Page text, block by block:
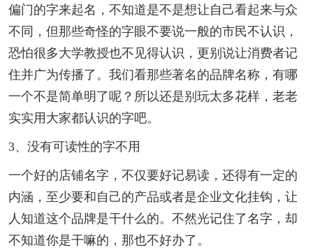
偏门的字来起名，不知道是不是想让自己看起来与众
不同，但那些奇怪的字眼不要说一般的市民不认识，
恐怕很多大学教授也不见得认识，更别说让消费者记
住并广为传播了。我们看那些著名的品牌名称，有哪
一个不是简单明了呢？所以还是别玩太多花样，老老
实实用大家都认识的字吧。
3、没有可读性的字不用
一个好的店铺名字，不仅要好记易读，还得有一定的
内涵，至少要和自己的产品或者是企业文化挂钩，让
人知道这个品牌是干什么的。不然光记住了名字，却
不知道你是干嘛的，那也不好办了。